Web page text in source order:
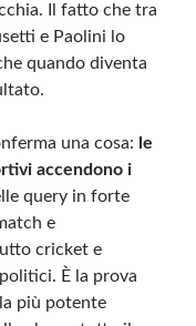
Il fatto che tra
e Paolini lo
quando diventa
una cosa: le
accendono i
query in forte
e
cricket e
È la prova
più potente